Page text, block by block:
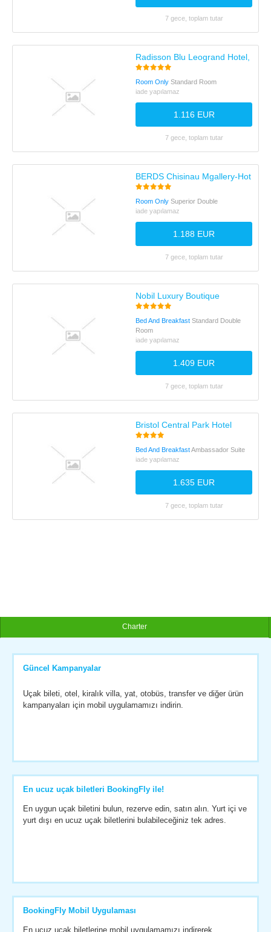
7 gece, toplam tutar
Radisson Blu Leogrand Hotel,
Room Only Standard Room
iade yapılamaz
1.116 EUR
7 gece, toplam tutar
BERDS Chisinau Mgallery-
Room Only Superior Double
iade yapılamaz
1.188 EUR
7 gece, toplam tutar
Nobil Luxury Boutique
Bed And Breakfast Standard Double
Room
iade yapılamaz
1.409 EUR
7 gece, toplam tutar
Bristol Central Park Hotel
Bed And BreakfastAmbassador Suite
iade yapılamaz
1.635 EUR
7 gece, toplam tutar
Charter
Güncel Kampanyalar
Uçak bileti, otel, kiralık villa, yat, otobüs, transfer ve diğer ürün
kampanyaları için mobil uygulamamızı indirin.
En ucuz uçak biletleri BookingFly ile!
En uygun uçak biletini bulun, rezerve edin, satın alın. Yurt içi ve
yurt dışı en ucuz uçak biletlerini bulabileceğiniz tek adres.
BookingFly Mobil Uygulaması
En ucuz uçak biletlerine mobil uygulamamızı indirerek